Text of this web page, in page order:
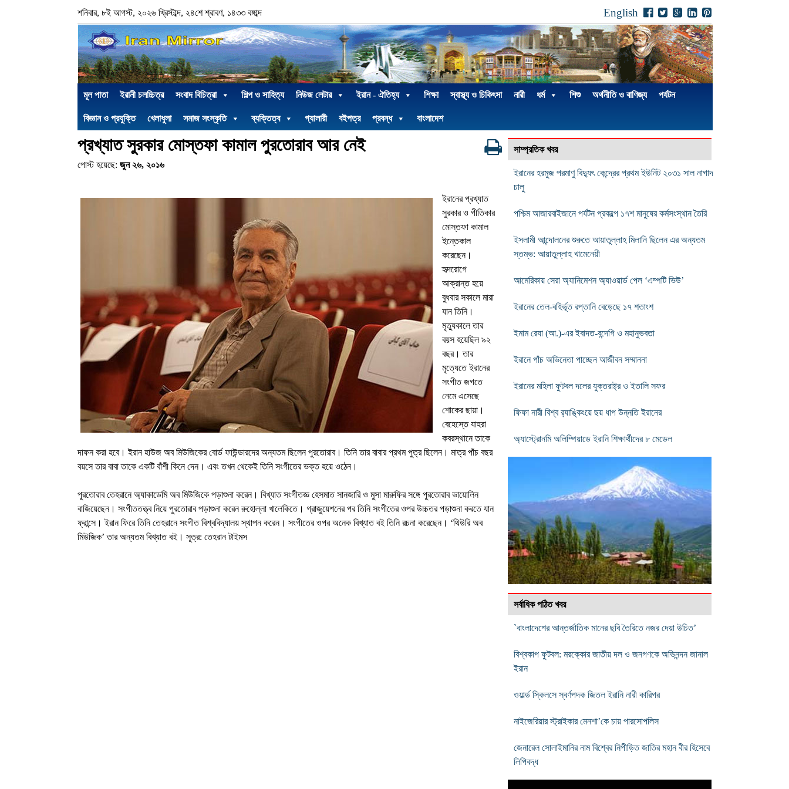
শনিবার, ৮ই আগস্ট, ২০২৬ খ্রিস্টাব্দ, ২৪শে শ্রাবণ, ১৪৩৩ বঙ্গাব্দ English
মূল পাতা ইরানী চলচ্চিত্র সংবাদ বিচিত্রা শিল্প ও সাহিত্য নিউজ লেটার ইরান - ঐতিহ্য শিক্ষা স্বাস্থ্য ও চিকিৎসা নারী ধর্ম শিশু অর্থনীতি ও বাণিজ্য পর্যটন
বিজ্ঞান ও প্রযুক্তি খেলাধুলা সমাজ সংস্কৃতি ব্যক্তিত্ব গ্যালারী বইপত্র প্রবন্ধ বাংলাদেশ
প্রখ্যাত সুরকার মোস্তফা কামাল পুরতোরাব আর নেই
পোস্ট হয়েছে: জুন ২৬, ২০১৬
ইরানের প্রখ্যাত
সুরকার ও গীতিকার
মোস্তফা কামাল
ইন্তেকাল
করেছেন।
হৃদরোগে
আক্রান্ত হয়ে
বুধবার সকালে মারা
যান তিনি।
মৃত্যুকালে তার
বয়স হয়েছিল ৯২
বছর। তার
মৃত্যেতে ইরানের
সংগীত জগতে
নেমে এসেছে
শোকের ছায়া।
বেহেস্তেযাহরা
কবরস্থানে তাকে
দাফন করা হবে। ইরান হাউজ অব মিউজিকের বোর্ড ফাউন্ডারদের অন্যতম ছিলেন পুরতোরাব। তিনি তার বাবার প্রথম পুত্র ছিলেন। মাত্র পাঁচ বছর
বয়সে তার বাবা তাকে একটি বাঁশী কিনে দেন। এবং তখন থেকেই তিনি সংগীতের ভক্ত হয়ে ওঠেন।
পুরতোরাব তেহরানে অ্যাকাডেমি অব মিউজিকে পড়াশুনা করেন। বিখ্যাত সংগীতজ্ঞ হেসমাত সানজারি ও মুসা মারুফির সঙ্গে পুরতোরাব ভায়োলিন
বাজিয়েছেন। সংগীততত্ত্ব নিয়ে পুরতোরাব পড়াশুনা করেন রুহোল্লা খালেকিতে। গ্রাজুয়েশনের পর তিনি সংগীতের ওপর উচ্চতর পড়াশুনা করতে যান
ফ্রান্সে। ইরান ফিরে তিনি তেহরানে সংগীত বিশ্ববিদ্যালয় স্থাপন করেন। সংগীতের ওপর অনেক বিখ্যাত বই তিনি রচনা করেছেন। ‘থিউরি অব
মিউজিক’তার অন্যতম বিখ্যাত বই। সূত্র: তেহরান টাইমস
সাম্প্রতিক খবর
ইরানের হরমুজ পরমাণু বিদ্যুৎ কেন্দ্রের প্রথম ইউনিট ২০৩১ সাল নাগাদ
চালু
পশ্চিম আজারবাইজানে পর্যটন প্রকল্পে ১৭শ মানুষের কর্মসংস্থান তৈরি
ইসলামী আন্দোলনের শুরুতে আয়াতুল্লাহ মিলানি ছিলেন এর অন্যতম
স্তম্ভ: আয়াতুল্লাহ খামেনেয়ী
আমেরিকায় সেরা অ্যানিমেশন অ্যাওয়ার্ড পেল ‘এম্পটি ভিউ’
ইরানের তেল-বহির্ভূত রপ্তানি বেড়েছে ১৭ শতাংশ
ইমাম রেযা (আ.)-এর ইবাদত-বন্দেগি ও মহানুভবতা
ইরানে পাঁচ অভিনেতা পাচ্ছেন আজীবন সম্মাননা
ইরানের মহিলা ফুটবল দলের যুক্তরাষ্ট্র ও ইতালি সফর
ফিফা নারী বিশ্ব র‌্যাঙ্কিংয়ে ছয় ধাপ উন্নতি ইরানের
অ্যাস্ট্রোনমি অলিম্পিয়াডে ইরানি শিক্ষার্থীদের ৮ মেডেল
সর্বাধিক পঠিত খবর
`বাংলাদেশের আন্তর্জাতিক মানের ছবি তৈরিতে নজর দেয়া উচিত’
বিশ্বকাপ ফুটবল: মরক্কোর জাতীয় দল ও জনগণকে অভিনন্দন জানাল
ইরান
ওয়ার্ল্ড স্কিলসে স্বর্ণপদক জিতল ইরানি নারী কারিগর
নাইজেরিয়ার স্ট্রাইকার মেনশা’কে চায় পারসোপলিস
জেনারেল সোলাইমানির নাম বিশ্বের নিপীড়িত জাতির মহান বীর হিসেবে
লিপিবদ্ধ